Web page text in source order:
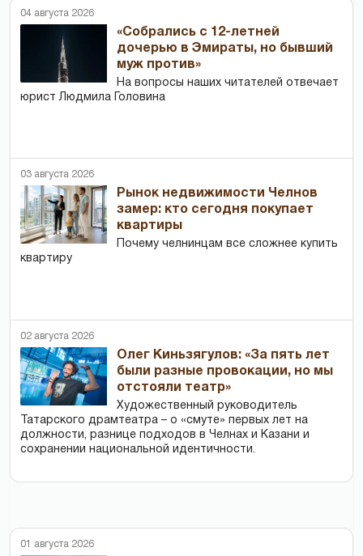
04 августа 2026
«Собрались с 12-летней
дочерью в Эмираты, но бывший
муж против»
На вопросы наших читателей отвечает
юрист Людмила Головина
03 августа 2026
Рынок недвижимости Челнов
замер: кто сегодня покупает
квартиры
Почему челнинцам все сложнее купить
квартиру
02 августа 2026
Олег Киньзягулов: «За пять лет
были разные провокации, но мы
отстояли театр»
Художественный руководитель
Татарского драмтеатра – о «смуте» первых лет на
должности, разнице подходов в Челнах и Казани и
сохранении национальной идентичности.
01 августа 2026